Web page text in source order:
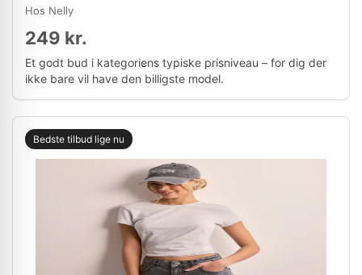
Hos Nelly
249 kr.
Et godt bud i kategoriens typiske prisniveau – for dig der
ikke bare vil have den billigste model.
Bedste tilbud lige nu